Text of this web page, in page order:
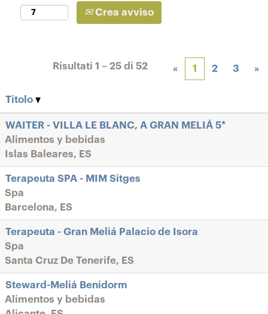
Crea avviso
Risultati 1 – 25 di 52 « 1 2 3 »
Titolo
WAITER - VILLA LE BLANC, A GRAN MELIÁ 5*
Alimentos y bebidas
Islas Baleares, ES
Terapeuta SPA - MIM Sitges
Spa
Barcelona, ES
Terapeuta - Gran Meliá Palacio de Isora
Spa
Santa Cruz De Tenerife, ES
Steward-Meliá Benidorm
Alimentos y bebidas